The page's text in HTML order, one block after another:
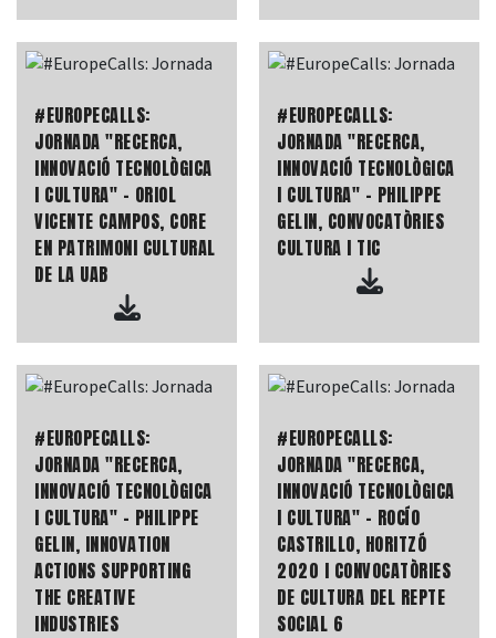
#EUROPECALLS:
JORNADA "RECERCA,
INNOVACIÓ TECNOLÒGICA
I CULTURA" - ORIOL
VICENTE CAMPOS, CORE
EN PATRIMONI CULTURAL
DE LA UAB
#EUROPECALLS:
JORNADA "RECERCA,
INNOVACIÓ TECNOLÒGICA
I CULTURA" - PHILIPPE
GELIN, CONVOCATÒRIES
CULTURA I TIC
#EUROPECALLS:
JORNADA "RECERCA,
INNOVACIÓ TECNOLÒGICA
I CULTURA" - PHILIPPE
GELIN, INNOVATION
ACTIONS SUPPORTING
THE CREATIVE
INDUSTRIES
#EUROPECALLS:
JORNADA "RECERCA,
INNOVACIÓ TECNOLÒGICA
I CULTURA" - ROCÍO
CASTRILLO, HORITZÓ
2020 I CONVOCATÒRIES
DE CULTURA DEL REPTE
SOCIAL 6